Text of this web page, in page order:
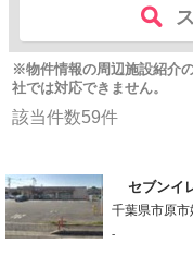
※物件情報の周辺施設紹介
社では対応できません。
該当件数59件
セブンイ
千葉県市原市
-